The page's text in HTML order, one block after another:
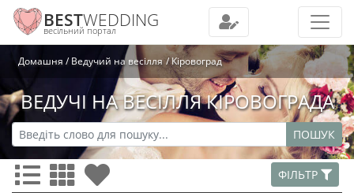
BESTWEDDING
весільний портал
Домашня Ведучий на весілля Кіровоград
ВЕДУЧІ НА ВЕСІЛЛЯ КІРОВОГРАДА
ПОШУК
ФІЛЬТР